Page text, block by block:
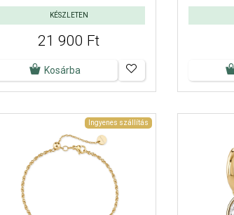
KÉSZLETEN
21 900 Ft
Kosárba
Ingyenes szállítás